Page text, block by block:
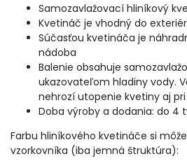
Samozavlažovací hliníkový
Kvetináč je vhodný do
Súčasťou kvetináča je
nádoba
Balenie obsahuje
ukazovateľom hladiny vody.
nehrozí utopenie kvetiny aj
Doba výroby a dodania: do 4
Farbu hliníkového kvetináče si
vzorkovníka (iba jemná štruktúra):